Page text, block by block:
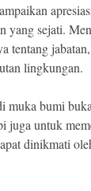
yang sejati.
tentang
lingkungan.
muka bumi
juga untuk
dinikmati